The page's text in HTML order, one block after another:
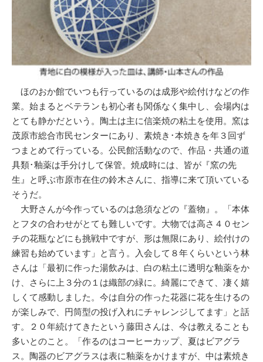
ほのおか館でいつも行っているのは成形や絵付けなどの作
業。始まるとベテランも初心者も関係なく集中し、会場内は
とても静かだという。陶土は主に信楽焼の粘土を使用。窯は
茂原市総合市民センターにあり、素焼き･本焼きを年３回ず
つまとめて行っている。公民館活動なので、作品・共通の道
具類･釉薬は手分けして保管。焼成時には、皆が『窯の先
生』と呼ぶ市原市在住の鈴木さんに、指導に来て頂いている
そうだ。
大野さんが今作っているのは急須などの『蓋物』。「本体
とフタの合わせがとても難しいです。大物では高さ４０セン
チの花瓶などにも挑戦中ですが、形は無限にあり、絵付けの
練習も始めています」と言う。入会して８年くらいという林
さんは「最初に作った湯飲みは、白の粘土に透明な釉薬をか
け、さらに上３分の１は織部の緑に。綺麗にできて、凄く嬉
しくて感動しました。今は自分の作った花器に花を生けるの
が楽しみで、円筒型の投げ入れにチャレンジしてます」と話
す。２０年続けてきたという藤田さんは、今は教えることも
多いとのこと。「作るのはコーヒーカップ、夏はビアグラ
ス。陶器のビアグラスは表に釉薬をかけますが、中は素焼き